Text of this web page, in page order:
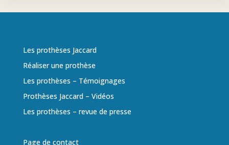
Les prothèses Jaccard
Réaliser une prothèse
Les prothèses – Témoignages
Prothèses Jaccard – Vidéos
Les prothèses – revue de presse
Page de contact